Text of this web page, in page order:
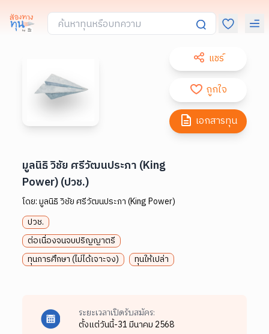
แชร์
ถูกใจ
เอกสารทุน
มูลนิธิ วิชัย ศรีวัฒนประภา (King
Power) (ปวช.)
โดย:มูลนิธิ วิชัย ศรีวัฒนประภา (King Power)
ปวช.
ต่อเนื่องจนจบปริญญาตรี
ทุนการศึกษา (ไม่ได้เจาะจง)
ทุนให้เปล่า
ระยะเวลาเปิดรับสมัคร:
ตั้งแต่วันนี้-31 มีนาคม 2568